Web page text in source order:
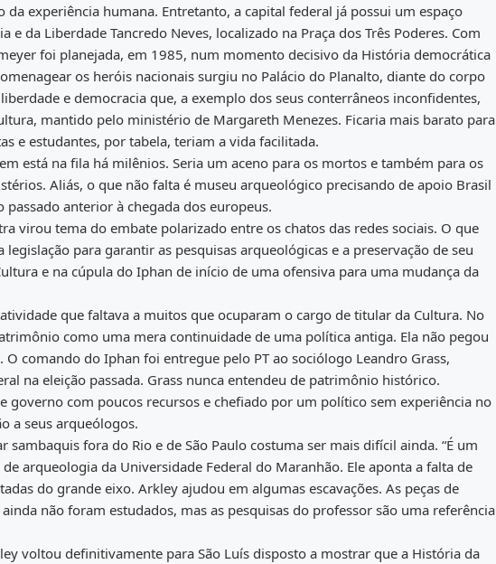
experiência humana. Entretanto, a capital federal já possui um espaço
da Liberdade Tancredo Neves, localizado na Praça dos Três Poderes. Com
foi planejada, em 1985, num momento decisivo da História democrática
os heróis nacionais surgiu no Palácio do Planalto, diante do corpo
e democracia que, a exemplo dos seus conterrâneos inconfidentes,
mantido pelo ministério de Margareth Menezes. Ficaria mais barato para
e estudantes, por tabela, teriam a vida facilitada.
está na fila há milênios. Seria um aceno para os mortos e também para os
Aliás, o que não falta é museu arqueológico precisando de apoio Brasil
anterior à chegada dos europeus.
virou tema do embate polarizado entre os chatos das redes sociais. O que
para garantir as pesquisas arqueológicas e a preservação de seu
e na cúpula do Iphan de início de uma ofensiva para uma mudança da
que faltava a muitos que ocuparam o cargo de titular da Cultura. No
como uma mera continuidade de uma política antiga. Ela não pegou
comando do Iphan foi entregue pelo PT ao sociólogo Leandro Grass,
na eleição passada. Grass nunca entendeu de patrimônio histórico.
governo com poucos recursos e chefiado por um político sem experiência no
a seus arqueólogos.
fora do Rio e de São Paulo costuma ser mais difícil ainda. “É um
arqueologia da Universidade Federal do Maranhão. Ele aponta a falta de
do grande eixo. Arkley ajudou em algumas escavações. As peças de
não foram estudados, mas as pesquisas do professor são uma referência
voltou definitivamente para São Luís disposto a mostrar que a História da